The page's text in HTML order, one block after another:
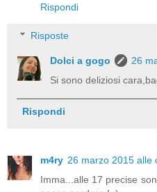
Rispondi
Risposte
Dolci a gogo
26
Si sono deliziosi
Rispondi
m4ry 26 marzo 2015 alle
Imma...alle 17 precise